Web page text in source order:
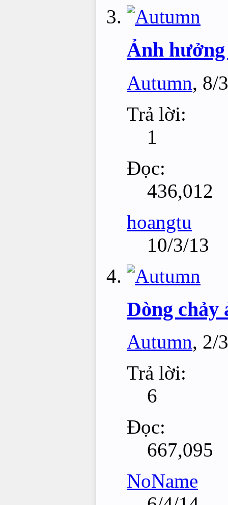
Ảnh hưởng
Autumn, 8/
Trả lời:
1
Đọc:
436,012
hoangtu
10/3/13
Dòng chảy
Autumn, 2/
Trả lời:
6
Đọc:
667,095
NoName